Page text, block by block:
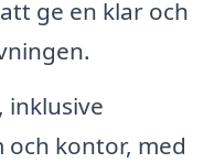
ge en klar och
inklusive
kontor, med